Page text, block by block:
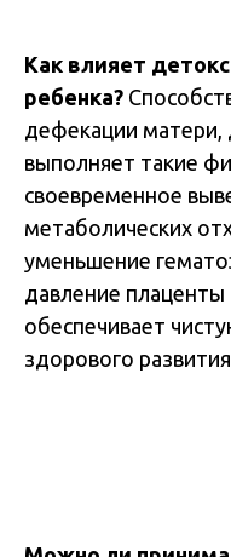
Как влияет
ребенка?
дефекации
выполняет такие
своевременное
метаболических
уменьшение
давление
обеспечивает
здорового